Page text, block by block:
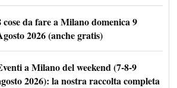
cose da fare a Milano domenica 9
2026 (anche gratis)
a Milano del weekend (7-8-9
2026): la nostra raccolta completa